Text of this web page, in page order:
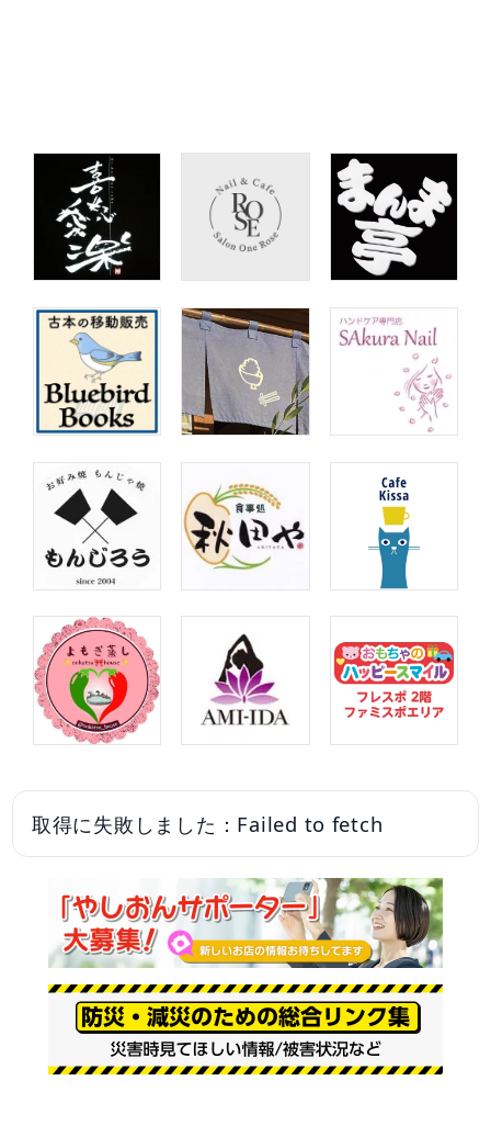
取得に失敗しました：Failed to fetch